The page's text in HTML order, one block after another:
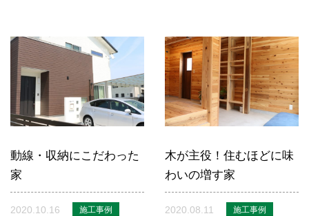
動線・収納にこだわった
家
2020.10.16 施工事例
木が主役！住むほどに味
わいの増す家
2020.08.11 施工事例